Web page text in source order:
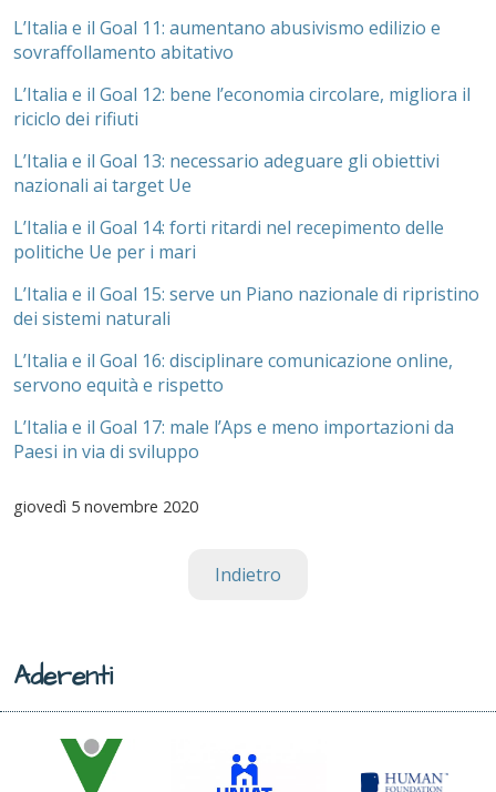
L’Italia e il Goal 11: aumentano abusivismo edilizio e
sovraffollamento abitativo
L’Italia e il Goal 12: bene l’economia circolare, migliora il
riciclo dei rifiuti
L’Italia e il Goal 13: necessario adeguare gli obiettivi
nazionali ai target Ue
L’Italia e il Goal 14: forti ritardi nel recepimento delle
politiche Ue per i mari
L’Italia e il Goal 15: serve un Piano nazionale di ripristino
dei sistemi naturali
L’Italia e il Goal 16: disciplinare comunicazione online,
servono equità e rispetto
L’Italia e il Goal 17: male l’Aps e meno importazioni da
Paesi in via di sviluppo
giovedì 5 novembre 2020
Indietro
Aderenti